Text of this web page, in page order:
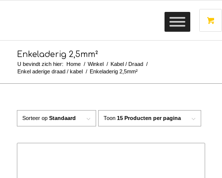
Enkeladerig 2,5mm²
U bevindt zich hier: Home / Winkel / Kabel / Draad /
Enkel aderige draad / kabel / Enkeladerig 2,5mm²
Sorteer op Standaard Toon 15 Producten per pagina